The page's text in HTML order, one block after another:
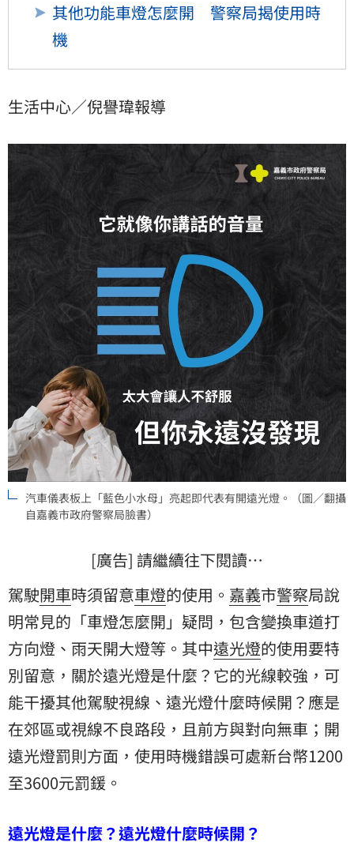
其他功能車燈怎麼開 警察局揭使用時
機
生活中心／倪譽瑋報導
汽車儀表板上「藍色小水母」亮起即代表有開遠光燈。（圖／翻攝
自嘉義市政府警察局臉書）
[廣告] 請繼續往下閱讀…
駕駛開車時須留意車燈的使用。 嘉義市警察局說
明常見的「車燈怎麼開」疑問，包含變換車道打
方向燈、雨天開大燈等。其中遠光燈的使用要特
別留意，關於遠光燈是什麼？它的光線較強，可
能干擾其他駕駛視線、遠光燈什麼時候開？應是
在郊區或視線不良路段，且前方與對向無車；開
遠光燈罰則方面，使用時機錯誤可處新台幣1200
至3600元罰鍰。
遠光燈是什麼？遠光燈什麼時候開？